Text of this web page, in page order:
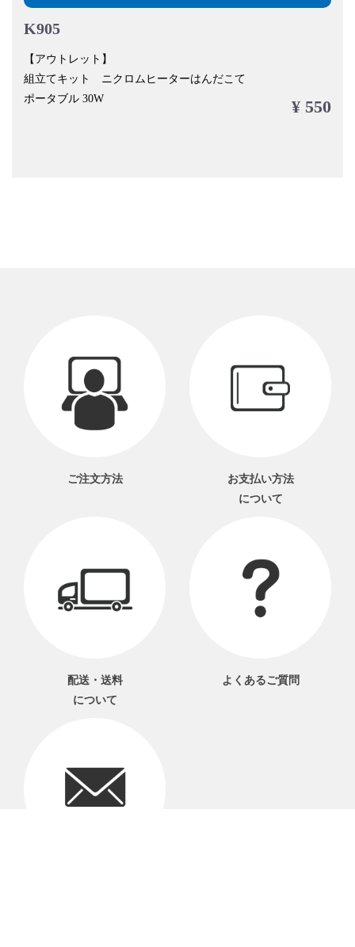
K905
【アウトレット】
組立てキット ニクロムヒーターはんだこて
ポータブル 30W
¥ 550
ご注文方法
お支払い方法
について
配送・送料
について
よくあるご質問